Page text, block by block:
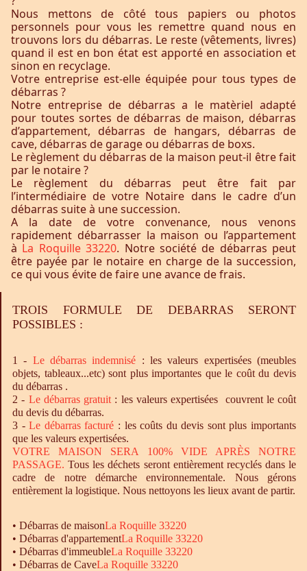
Nous mettons de côté tous papiers ou photos
personnels pour vous les remettre quand nous en
trouvons lors du débarras. Le reste (vêtements, livres)
quand il est en bon état est apporté en association et
sinon en recyclage.
Votre entreprise est-elle équipée pour tous types de
débarras ?
Notre entreprise de débarras a le matèriel adapté
pour toutes sortes de débarras de maison, débarras
d’appartement, débarras de hangars, débarras de
cave, débarras de garage ou débarras de boxs.
Le règlement du débarras de la maison peut-il être fait
par le notaire ?
Le règlement du débarras peut être fait par
l’intermédiaire de votre Notaire dans le cadre d’un
débarras suite à une succession.
A la date de votre convenance, nous venons
rapidement débarrasser la maison ou l’appartement
à La Roquille 33220. Notre société de débarras peut
être payée par le notaire en charge de la succession,
ce qui vous évite de faire une avance de frais.
TROIS FORMULE DE DEBARRAS SERONT
POSSIBLES :
1 - Ledébarras indemnisé : les valeurs expertisées (meubles
objets, tableaux...etc) sont plus importantes que le coût du devis
du débarras .
2 - Le débarrasgratuit : les valeurs expertisées couvrent le coût
du devis du débarras.
3 -Le débarrasfacturé : les coûts du devis sont plus importants
que les valeurs expertisées.
VOTRE MAISON SERA 100% VIDE APRÈS NOTRE
PASSAGE. Tous les déchets seront entièrement recyclés dans le
cadre de notre démarche environnementale. Nous gérons
entièrement la logistique. Nous nettoyons les lieux avant de partir.
• Débarras de maisonLa Roquille 33220
• Débarras d'appartementLa Roquille 33220
• Débarras d'immeubleLa Roquille 33220
• Débarras de CaveLa Roquille 33220